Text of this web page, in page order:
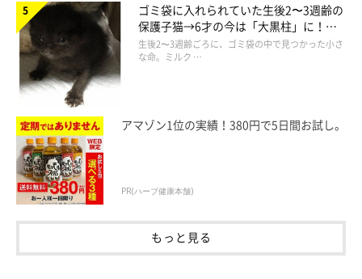
＠cat_akemi
佐賀市の県庁通り商店街のイメージキャラクター「八福猫団」。
商店街にいる8匹の猫に出会えれば、いいことが起こると言われ
ているのだとか。これは、文字通り「猫の手を借りて」商店街を
元気にしようと始まったプロジェクトです。
ゴミ袋に入れられていた生後2〜3週齢の
保護子猫→6才の今は「大黒柱」に！
美しい黒猫に成長した姿にグッとくる
生後2〜3週齢ごろに、ゴミ袋の中で見つかった小さ
な命。ミルク …
アマゾン1位の実績！380円で5日間お試し。
PR(ハーブ健康本舗)
もっと見る